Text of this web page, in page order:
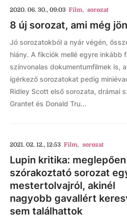
2020. 06. 30., 09:03 Film, sorozat
8 új sorozat, ami még
Jó sorozatokból a nyár végén,
hiány. A fikciók mellé egyre inkább
színvonalas dokumentumfilmek is,
ígérkező sorozatokat pedig
Ridley Scott első sorozata, drámai
Grantet és Donald Tru...
2021. 02. 12., 12:53 Film, sorozat
Lupin kritika: meglepően
szórakoztató sorozat
mestertolvajról, akinél
nagyobb gavallért
sem találhattok